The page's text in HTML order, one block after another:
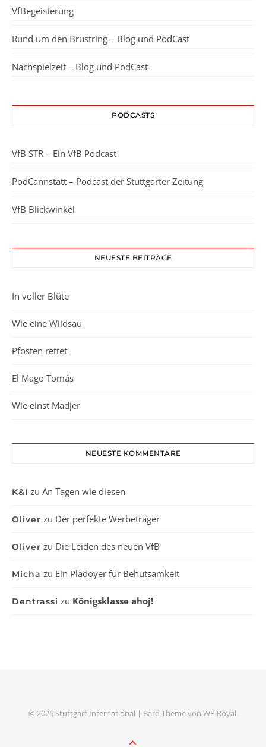
VfBegeisterung
Rund um den Brustring – Blog und PodCast
Nachspielzeit – Blog und PodCast
PODCASTS
VfB STR – Ein VfB Podcast
PodCannstatt – Podcast der Stuttgarter Zeitung
VfB Blickwinkel
NEUESTE BEITRÄGE
In voller Blüte
Wie eine Wildsau
Pfosten rettet
El Mago Tomás
Wie einst Madjer
NEUESTE KOMMENTARE
K&I zu An Tagen wie diesen
Oliver zu Der perfekte Werbeträger
Oliver zu Die Leiden des neuen VfB
Micha zu Ein Plädoyer für Behutsamkeit
Dentrassi zu Königsklasse ahoj!
© 2026 Stuttgart International | Bard Theme von WP Royal.